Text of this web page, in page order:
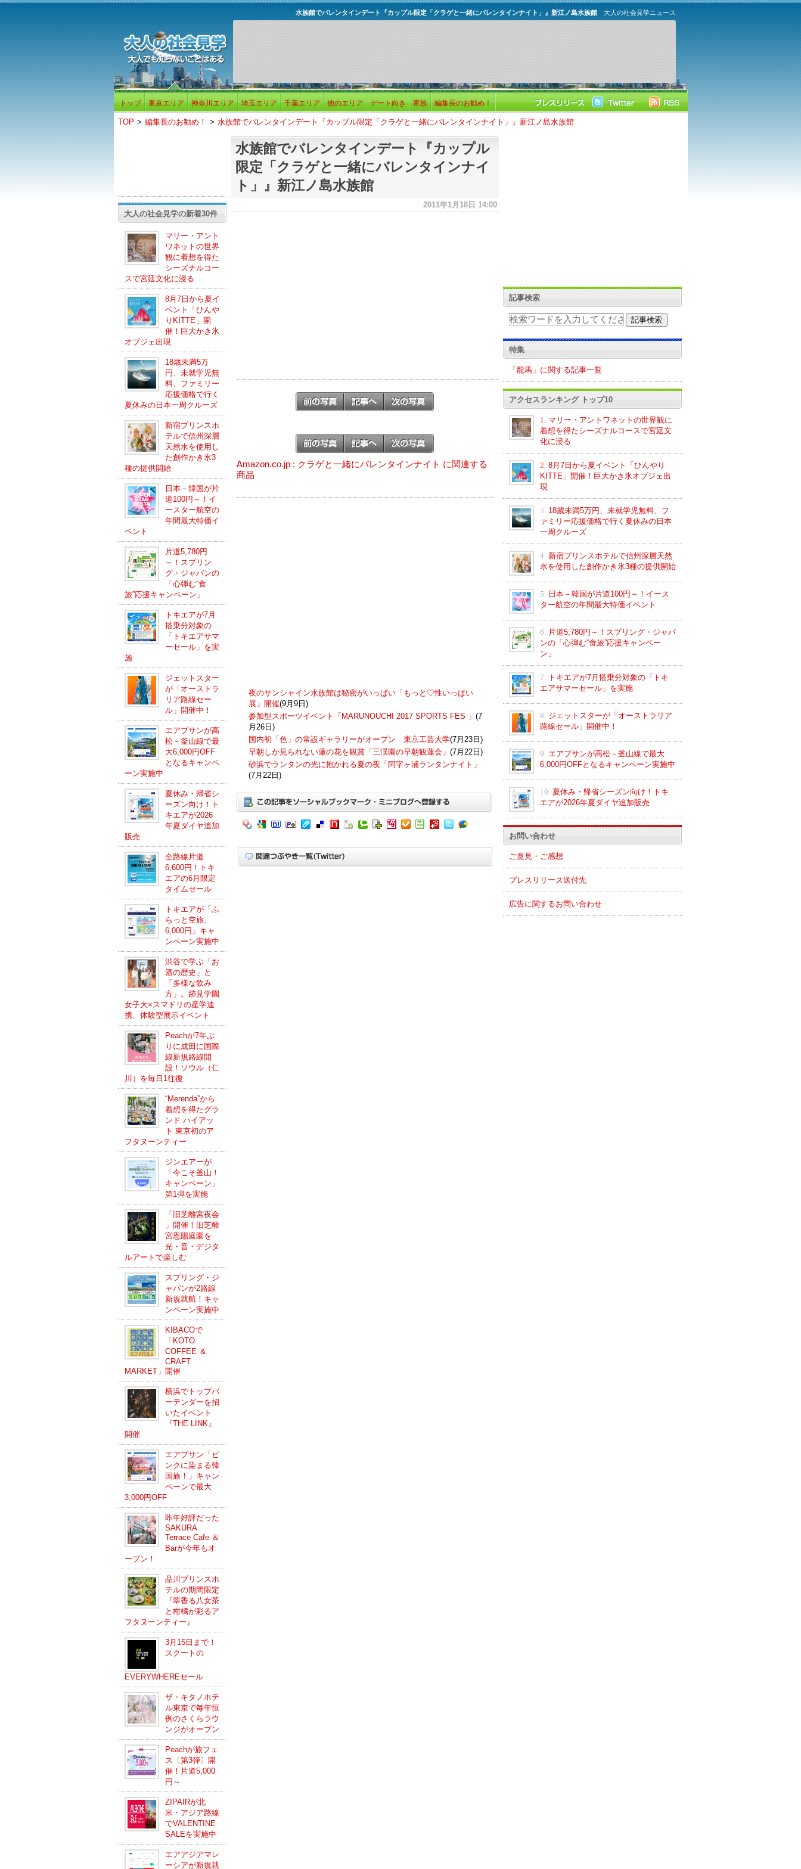
大人の社会見学ニュース
水族館でバレンタインデート『カップル限定「クラゲと一緒にバレンタインナイト」』新江ノ島水族館
トップ 東京エリア 神奈川エリア 埼玉エリア 千葉エリア 他のエリア デート向き 家族 編集長のお勧め！
TOP > 編集長のお勧め！ > 水族館でバレンタインデート『カップル限定「クラゲと一緒にバレンタインナイト」』新江ノ島水族館
大人の社会見学の新着30件
マリー・アント
ワネットの世界
観に着想を得た
シーズナルコー
スで宮廷文化に浸る
8月7日から夏イ
ベント「ひんや
りKITTE」開
催！巨大かき氷
オブジェ出現
18歳未満5万
円、未就学児無
料、ファミリー
応援価格で行く
夏休みの日本一周クルーズ
新宿プリンスホ
テルで信州深層
天然水を使用し
た創作かき氷3
種の提供開始
日本－韓国が片
道100円～！イ
ースター航空の
年間最大特価イ
ベント
片道5,780円
～！スプリン
グ・ジャパンの
「心弾む“食
旅”応援キャンペーン」
トキエアが7月
搭乗分対象の
「トキエアサマ
ーセール」を実
施
ジェットスター
が「オーストラ
リア路線セー
ル」開催中！
エアプサンが高
松－釜山線で最
大6,000円OFF
となるキャンペ
ーン実施中
夏休み・帰省シ
ーズン向け！ト
キエアが2026
年夏ダイヤ追加
販売
全路線片道
6,600円！トキ
エアの6月限定
タイムセール
トキエアが「ふ
らっと空旅、
6,000円」キャ
ンペーン実施中
渋谷で学ぶ「お
酒の歴史」と
「多様な飲み
方」。跡見学園
女子大×スマドリの産学連
携、体験型展示イベント
Peachが7年ぶ
りに成田に国際
線新規路線開
設！ソウル（仁
川）を毎日1往復
“Merenda”から
着想を得たグラ
ンド ハイアッ
ト 東京初のア
フタヌーンティー
ジンエアーが
「今こそ釜山！
キャンペーン」
第1弾を実施
「旧芝離宮夜会
」開催！旧芝離
宮恩賜庭園を
光・音・デジタ
ルアートで楽しむ
スプリング・ジ
ャパンが2路線
新規就航！キャ
ンペーン実施中
KIBACOで
「KOTO
COFFEE ＆
CRAFT
MARKET」開催
横浜でトップバ
ーテンダーを招
いたイベント
『THE LINK』
開催
エアプサン「ピ
ンクに染まる韓
国旅！」キャン
ペーンで最大
3,000円OFF
昨年好評だった
SAKURA
Terrace Cafe ＆
Barが今年もオ
ープン！
品川プリンスホ
テルの期間限定
『翠香る八女茶
と柑橘が彩るア
フタヌーンティー』
3月15日まで！
スクートの
EVERYWHEREセール
ザ・キタノホテ
ル東京で毎年恒
例のさくらラウ
ンジがオープン
Peachが旅フェ
ス〔第3弾〕開
催！片道5,000
円～
ZIPAIRが北
米・アジア路線
でVALENTINE
SALEを実施中
エアアジアマレ
ーシアが新規就
水族館でバレンタインデート『カップル
限定「クラゲと一緒にバレンタインナイ
ト」』新江ノ島水族館
2011年1月18日 14:00
Amazon.co.jp : クラゲと一緒にバレンタインナイト に関連する
商品
夜のサンシャイン水族館は秘密がいっぱい「もっと♡性いっぱい
展」開催(9月9日)
参加型スポーツイベント「MARUNOUCHI 2017 SPORTS FES 」 (7
月26日)
国内初「色」の常設ギャラリーがオープン 東京工芸大学(7月23日)
早朝しか見られない蓮の花を観賞「三渓園の早朝観蓮会」 (7月22日)
砂浜でランタンの光に抱かれる夏の夜「阿字ヶ浦ランタンナイト」
(7月22日)
記事検索
特集
「龍馬」に関する記事一覧
アクセスランキング トップ10
1.
マリー・アントワネットの世界観に
着想を得たシーズナルコースで宮廷文
化に浸る
2. 8月7日から夏イベント「ひんやり
KITTE」開催！巨大かき氷オブジェ出
現
3. 18歳未満5万円、未就学児無料、フ
ァミリー応援価格で行く夏休みの日本
一周クルーズ
4. 新宿プリンスホテルで信州深層天然
水を使用した創作かき氷3種の提供開始
5.
日本－韓国が片道100円～！イース
ター航空の年間最大特価イベント
6.
片道5,780円～！スプリング・ジャパ
ンの「心弾む“食旅”応援キャンペー
ン」
7.
トキエアが7月搭乗分対象の「トキ
エアサマーセール」を実施
8. ジェットスターが「オーストラリア
路線セール」開催中！
9. エアプサンが高松－釜山線で最大
6,000円OFFとなるキャンペーン実施中
10. 夏休み・帰省シーズン向け！トキ
エアが2026年夏ダイヤ追加販売
お問い合わせ
ご意見・ご感想
プレスリリース送付先
広告に関するお問い合わせ